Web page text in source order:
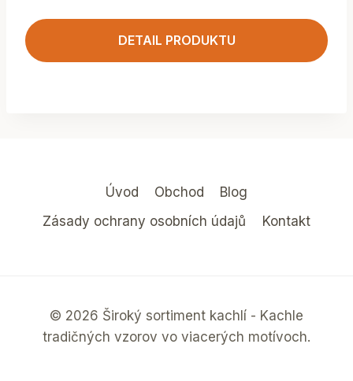
DETAIL PRODUKTU
Úvod Obchod
Blog
Zásady ochrany osobních údajů
Kontakt
© 2026 Široký sortiment kachlí - Kachle
tradičných vzorov vo viacerých motívoch.